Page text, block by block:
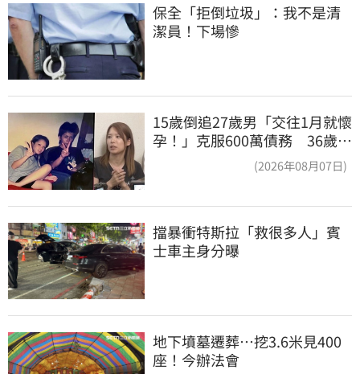
保全「拒倒垃圾」：我不是清
潔員！下場慘
15歲倒追27歲男「交往1月就懷
孕！」克服600萬債務 36歲美
(2026年08月07日)
擋暴衝特斯拉「救很多人」賓
士車主身分曝
地下墳墓遷葬…挖3.6米見400
座！今辦法會